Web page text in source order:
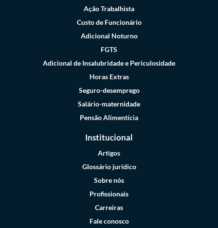
Ação Trabalhista
Custo de Funcionário
Adicional Noturno
FGTS
Adicional de Insalubridade e Periculosidade
Horas Extras
Seguro-desemprego
Salário-maternidade
Pensão Alimentícia
Institucional
Artigos
Glossário jurídico
Sobre nós
Profissionais
Carreiras
Fale conosco